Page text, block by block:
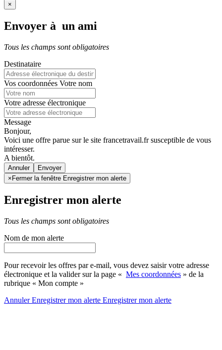
×
Envoyer à un ami
Tous les champs sont obligatoires
Destinataire
Vos coordonnées Votre nom
Votre adresse électronique
Message
Bonjour,
Voici une offre parue sur le site francetravail.fr susceptible de vous
intéresser.
A bientôt.
Annuler
× Fermer la fenêtre Enregistrer mon alerte
Enregistrer mon alerte
Tous les champs sont obligatoires
Nom de mon alerte
Pour recevoir les offres par e-mail, vous devez saisir votre adresse
électronique et la valider sur la page « Mes coordonnées » de la
rubrique « Mon compte »
AnnulerEnregistrer mon alerte Enregistrermon alerte